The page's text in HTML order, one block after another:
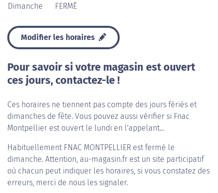
Dimanche
FERMÉ
Modifier les horaires
Pour savoir si votre magasin est ouvert
ces jours, contactez-le !
Ces horaires ne tiennent pas compte des jours fériés et
dimanches de fête. Vous pouvez aussi vérifier si Fnac
Montpellier est ouvert le lundi en l'appelant...
Habituellement FNAC MONTPELLIER est fermé le
dimanche. Attention, au-magasin.fr est un site participatif
où chacun peut indiquer les horaires, si vous constatez des
erreurs, merci de nous les signaler.